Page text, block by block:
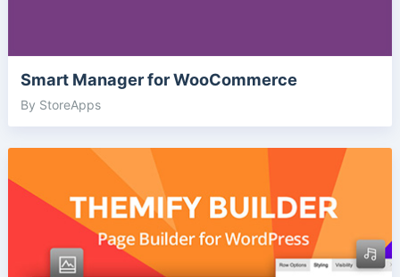
Smart Manager for WooCommerce
By StoreApps